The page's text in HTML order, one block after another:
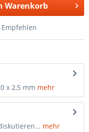
Warenkorb
Empfehlen
x 2,5 mm mehr
mehr